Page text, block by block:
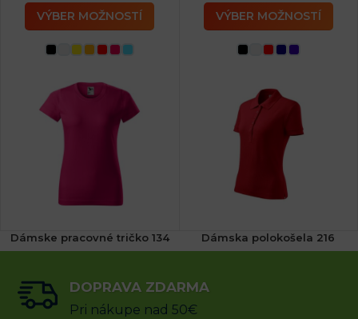
VÝBER MOŽNOSTÍ VÝBER MOŽNOSTÍ
Dámske pracovné tričko 134
(4x)
6.96€ s DPH
Dámska polokošela 216
DOPRAVA ZDARMA
Pri nákupe nad 50€